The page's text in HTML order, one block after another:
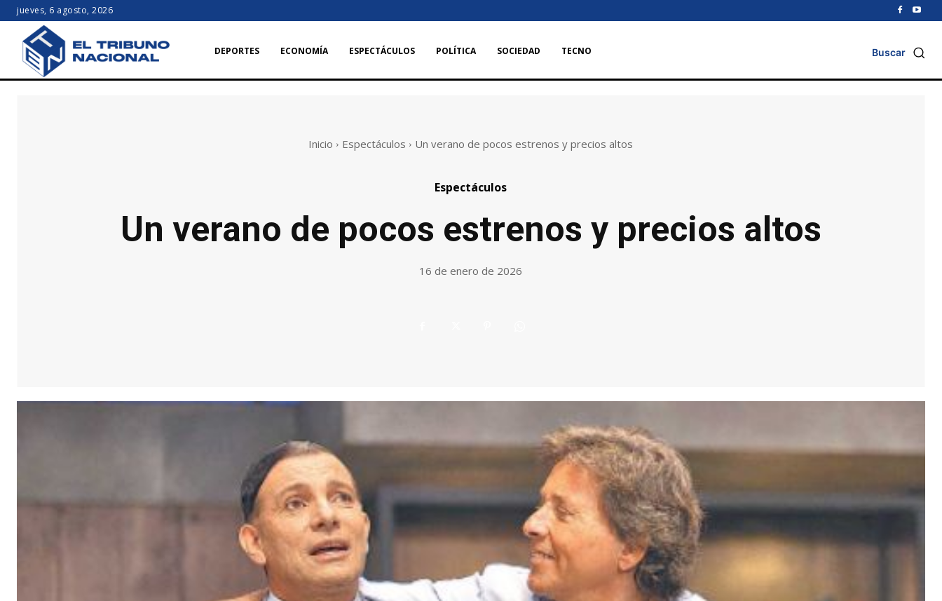
jueves, 6 agosto, 2026
DEPORTES ECONOMÍA ESPECTÁCULOS POLÍTICA SOCIEDAD TECNO Buscar
Inicio Espectáculos Un verano de pocos estrenos y precios altos
Espectáculos
Un verano de pocos estrenos y precios altos
16 de enero de 2026